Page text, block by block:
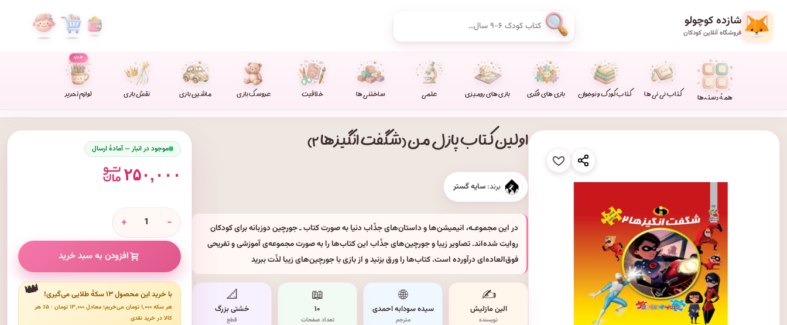
شازده کوچولو
فروشگاه آنلاین کودکان
همهٔ دسته‌ها کتاب نی نی ها کتاب کودک و نوجوان بازی های فکری بازی های رومیزی علمی ساختنی ها خلاقیت عروسک بازی ماشین بازی نقش بازی لوازم تحریر
جدید
اولین کتاب پازل من (شگفت انگیزها ۲)
برند: سایه گستر
در این مجموعـه، انیمیشن‌ها و داستان‌های جذّاب دنیا به صورت کتاب ـ جورچین دوزبانه برای کودکان
روایت شده‌اند. تصاویر زیبا و جورچین‌های جذّاب این کتاب‌ها را به صورت مجموعه‌ی آموزشی و تفریحی
فوق‌العاده‌ای درآورده است. کتاب‌ها را ورق بزنید و از بازی با جورچین‌های زیبا لذّت ببرید
✍️
الین مازلیش
نویسنده
🌐
سیده سودابه احمدی
مترجم
📖
۱۰
تعداد صفحات
📐
خشتی بزرگ
قطع
موجود در انبار — آمادهٔ ارسال
۲۵۰,۰۰۰
-
+
افزودن به سبد خرید
با خرید این محصول ۱۳ سکهٔ طلایی می‌گیری!
هر سکه ۱٬۰۰۰ تومان می‌خریم؛ معادل ۱۳٬۰۰۰ تومان · ۵٪ هر
کالا در خرید نقدی